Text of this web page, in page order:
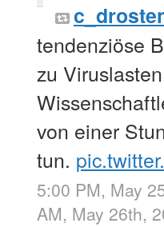
tendenziöse
zu
von einer
tun.
5:00 PM, May
AM, May 26th,